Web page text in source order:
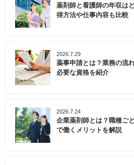
薬剤師と看護師の年収は
得方法や仕事内容も比較
2026.7.29
薬事申請とは？業務の流
必要な資格を紹介
2026.7.24
企業薬剤師とは？職種ご
で働くメリットを解説